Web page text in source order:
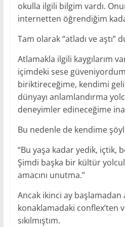
okulla ilgili bilgim vardı.
internetten öğrendiğim
Tam olarak “atladı ve aştı”
Atlamakla ilgili kaygılarım
içimdeki sese
biriktireceğime, kendimi
dünyayı anlamlandırma
deneyimler edineceğime
Bu nedenle de kendime
“Bu yaşa kadar yedik, içtik,
Şimdi başka bir kültür
amacını unutma.”
Ancak ikinci ay başlamadan
konaklamadaki conflex’ten
sıkılmıştım.